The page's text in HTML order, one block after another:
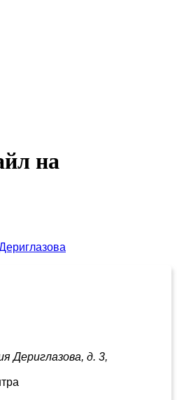
на
Дериглазова, д. 3,